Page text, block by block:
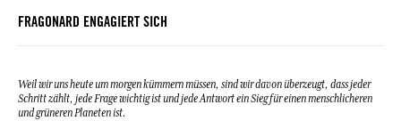
FRAGONARD ENGAGIERT SICH
Weil wir uns heute um morgen kümmern müssen, sind wir davon überzeugt, dass jeder
Schritt zählt, jede Frage wichtig ist und jede Antwort ein Sieg für einen menschlicheren
und grüneren Planeten ist.